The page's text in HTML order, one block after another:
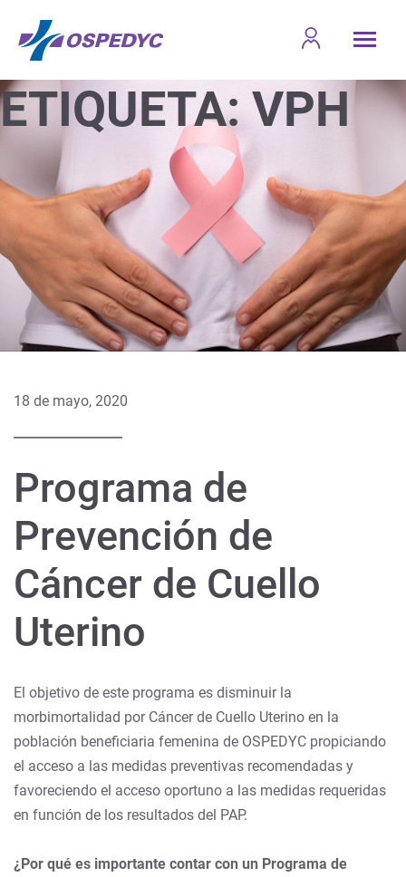
ETIQUETA:VPH
18 de mayo, 2020
Programa de
Prevención de
Cáncer de Cuello
Uterino
El objetivo de este programa es disminuir la
morbimortalidad por Cáncer de Cuello Uterino en la
población beneficiaria femenina de OSPEDYC propiciando
el acceso a las medidas preventivas recomendadas y
favoreciendo el acceso oportuno a las medidas requeridas
en función de los resultados del PAP.
¿Por qué es importante contar con un Programa de